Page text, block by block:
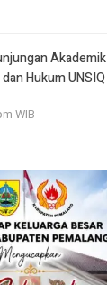
Akademik
Hukum UNSIQ
WIB